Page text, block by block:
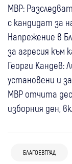
МВР:
с кандидат за
Напрежение в
за агресия
Георги Кандев:
установени и
МВР отчита
изборния ден,
БЛАГОЕВГРАД
България